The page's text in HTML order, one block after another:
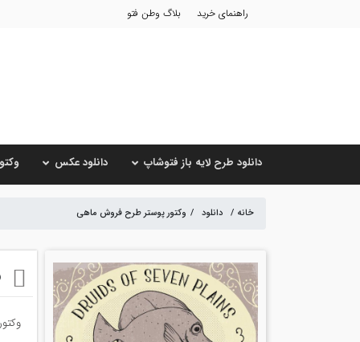
راهنمای خرید بلاگ وطن فتو
دانلود طرح لایه باز فتوشاپ دانلود عکس
خانه / دانلود / وکتور پوستر طرح فروش ماهی